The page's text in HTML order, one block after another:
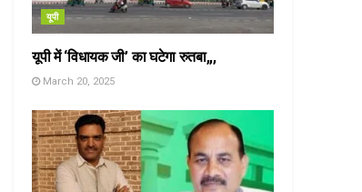
यूपी
यूपी में ‘विधायक जी’ का घटेगा रुतबा,,,
March 20, 2025